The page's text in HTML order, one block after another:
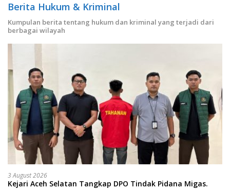
Berita Hukum & Kriminal
Kumpulan berita tentang hukum dan kriminal yang terjadi dari
berbagai wilayah
3 August 2026
Kejari Aceh Selatan Tangkap DPO Tindak Pidana Migas.